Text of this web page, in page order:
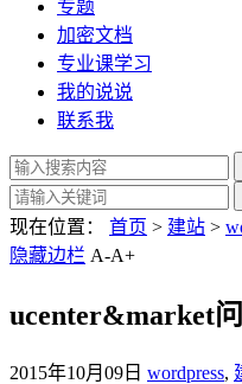
专题
加密文档
专业课学习
我的说说
联系我
现在位置： 首页 > 建站 >
隐藏边栏 A-A+
ucenter&market
2015年10月09日 wordpress,